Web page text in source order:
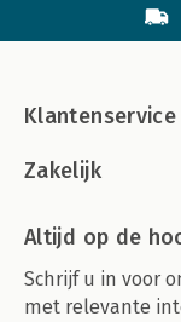
Klantenservice
Zakelijk
Altijd op de
Schrijf u in voor
met relevante